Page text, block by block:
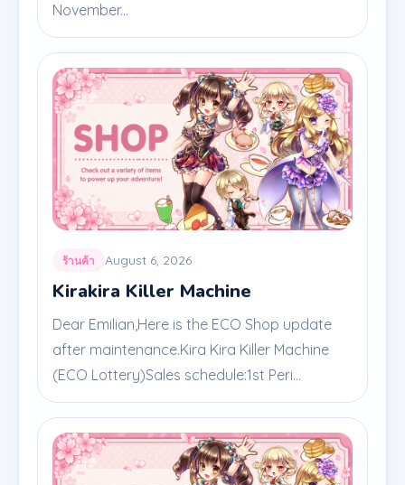
November...
ร้านค้า August 6, 2026
Kirakira Killer Machine
Dear Emilian,Here is the ECO Shop update
after maintenance.Kira Kira Killer Machine
(ECO Lottery)Sales schedule:1st Peri...